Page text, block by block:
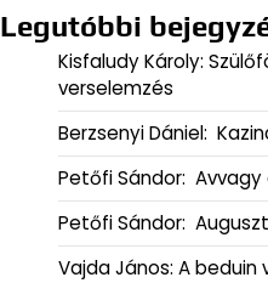
Legutóbbi
Kisfaludy Károly:
verselemzés
Berzsenyi Dániel:
Petőfi Sándor:
Petőfi Sándor:
Vajda János: A beduin